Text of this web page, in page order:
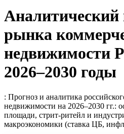
Аналитический
рынка
недвижимости
2026–2030 годы
: Прогноз и аналитика
недвижимости на 2026–2030 гг.:
площади, стрит-ритейл и
макроэкономики (ставка ЦБ,